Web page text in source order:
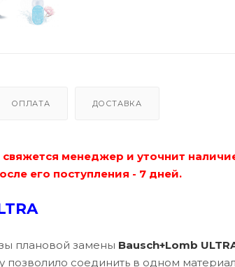
-5.50
-4.75
ОПЛАТА ДОСТАВКА
менеджер и уточнит
его поступления - 7 дней.
плановой замены Bausch+Lomb
позволило соединить в одном